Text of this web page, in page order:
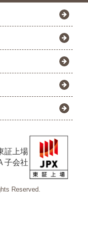
証上場
子会社
Reserved.